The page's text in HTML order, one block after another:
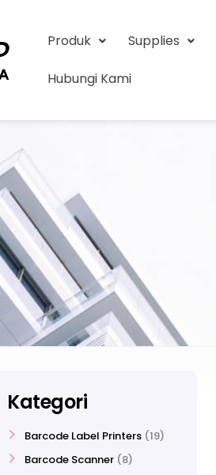
Produk Supplies
Hubungi Kami
Kategori
Barcode Label Printers 19
Barcode Scanner 8